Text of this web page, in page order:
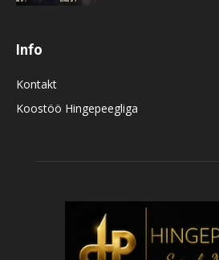
Info
Kontakt
Koostöö Hingepeegliga